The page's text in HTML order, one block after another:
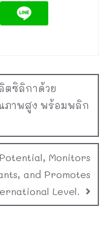
ตซิลิกาด้วย
ภาพสูง พร้อมพลิก
Monitors
and Promotes
Level.